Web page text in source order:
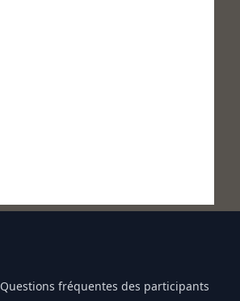
Questions fréquentes des participants